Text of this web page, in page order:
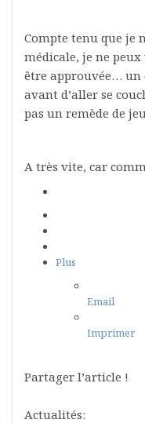
Compte tenu que je
médicale, je ne
être approuvée… un
avant d’aller se
pas un remède de
A très vite, car
Plus
Email
Imprimer
Partager l’article !
Actualités: